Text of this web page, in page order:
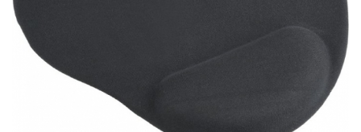
Smartphone IPhone
Boxe
Mouse
Casti
Mouse Pad